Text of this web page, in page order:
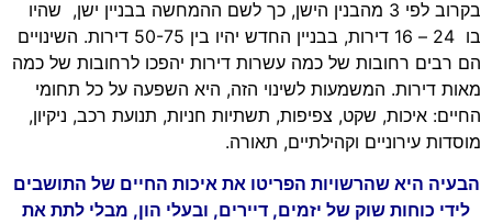
בקרוב לפי 3 מהבנין הישן, כך לשם ההמחשה בבניין ישן, שהיו
בו 24 – 16 דירות, בבניין החדש יהיו בין 50-75 דירות. השינויים
הם רבים רחובות של כמה עשרות דירות יהפכו לרחובות של כמה
מאות דירות. המשמעות לשינוי הזה, היא השפעה על כל תחומי
החיים: איכות, שקט, צפיפות, תשתיות חניות, תנועת רכב, ניקיון,
מוסדות עירוניים וקהילתיים, תאורה.
הבעיה היא שהרשויות הפריטו את איכות החיים של התושבים
לידי כוחות שוק של יזמים, דיירים, ובעלי הון, מבלי לתת את